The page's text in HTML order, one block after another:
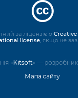
«Kitsoft» —
Мапа сайту
за ліцензією
license , якщо не